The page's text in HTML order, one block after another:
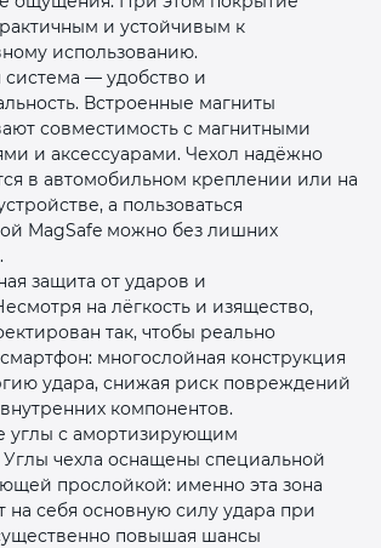
и устойчивым к
использованию.
система — удобство и
Встроенные магниты
совместимость с магнитными
и аксессуарами. Чехол надёжно
в автомобильном креплении или на
а пользоваться
MagSafe можно без лишних
защита от ударов и
на лёгкость и изящество,
так, чтобы реально
многослойная конструкция
удара, снижая риск повреждений
компонентов.
углы с амортизирующим
чехла оснащены специальной
прослойкой: именно эта зона
на себя основную силу удара при
повышая шансы